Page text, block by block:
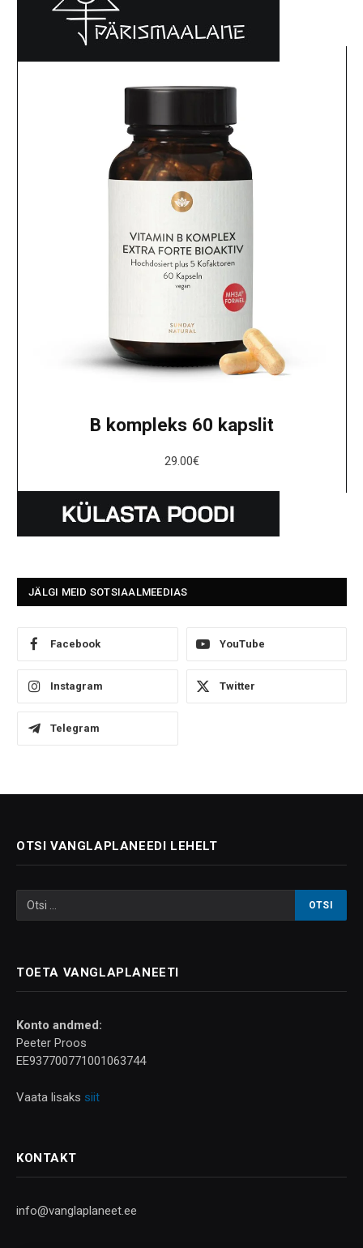
B kompleks 60 kapslit
29.00€
JÄLGI MEID SOTSIAALMEEDIAS
Facebook YouTube
Instagram Twitter
Telegram
OTSI VANGLAPLANEEDI LEHELT
TOETA VANGLAPLANEETI
Konto andmed:
Peeter Proos
EE937700771001063744
Vaata lisaks siit
KONTAKT
info@vanglaplaneet.ee